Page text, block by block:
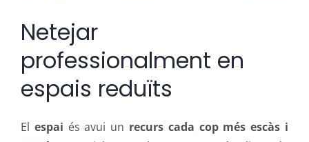
Netejar
professionalment en
espais reduïts
El espai és avui un recurs cada cop més escàs i